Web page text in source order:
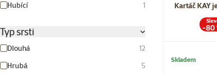
Hubící 1
Typ srsti
Dlouhá
12
Hrubá
5
Kartáč KAY
-80
Skladem